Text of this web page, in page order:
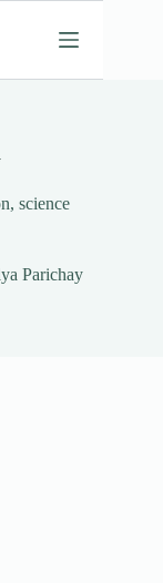
,science
Parichay